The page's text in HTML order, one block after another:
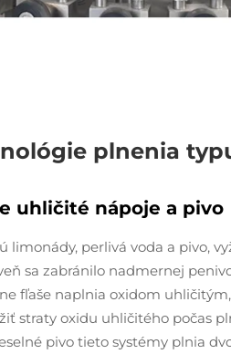
plnenia
uhličité nápoje a pivo
limonády, perlivá voda a pivo,
sa zabránilo nadmernej
fľaše naplnia oxidom
straty oxidu uhličitého počas
pivo tieto systémy plnia